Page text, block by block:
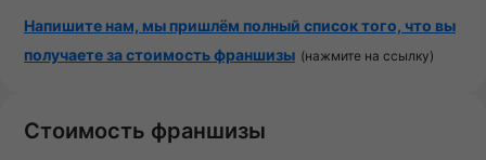
Напишите нам, мы пришлём полный список того, что вы
получаете за стоимость франшизы (нажмите на ссылку)
Стоимость франшизы